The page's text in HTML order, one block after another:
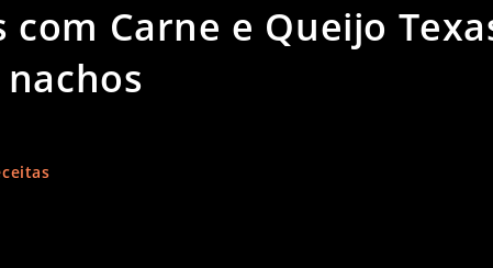
com Carne e Queijo